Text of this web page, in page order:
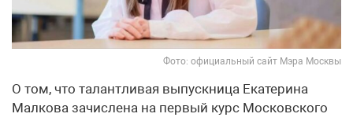
Фото: официальный сайт Мэра Москвы
О том, что талантливая выпускница Екатерина
Малкова зачислена на первый курс Московского